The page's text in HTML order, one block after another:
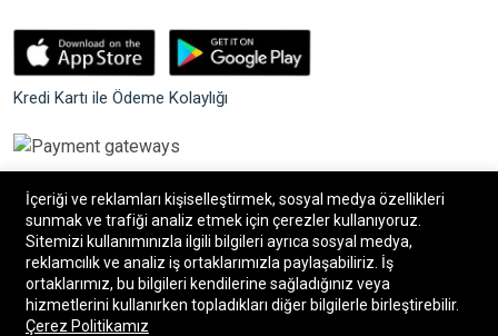
Kredi Kartı ile Ödeme Kolaylığı
©2026 Bilgin Güvenlik Sistemleri. Tüm hakları saklıdır.
Bilişim34®|
İçeriği ve reklamları kişiselleştirmek, sosyal medya özellikleri
sunmak ve trafiği analiz etmek için çerezler kullanıyoruz.
Sitemizi kullanımınızla ilgili bilgileri ayrıca sosyal medya,
reklamcılık ve analiz iş ortaklarımızla paylaşabiliriz. İş
ortaklarımız, bu bilgileri kendilerine sağladığınız veya
hizmetlerini kullanırken topladıkları diğer bilgilerle birleştirebilir.
Çerez Politikamız